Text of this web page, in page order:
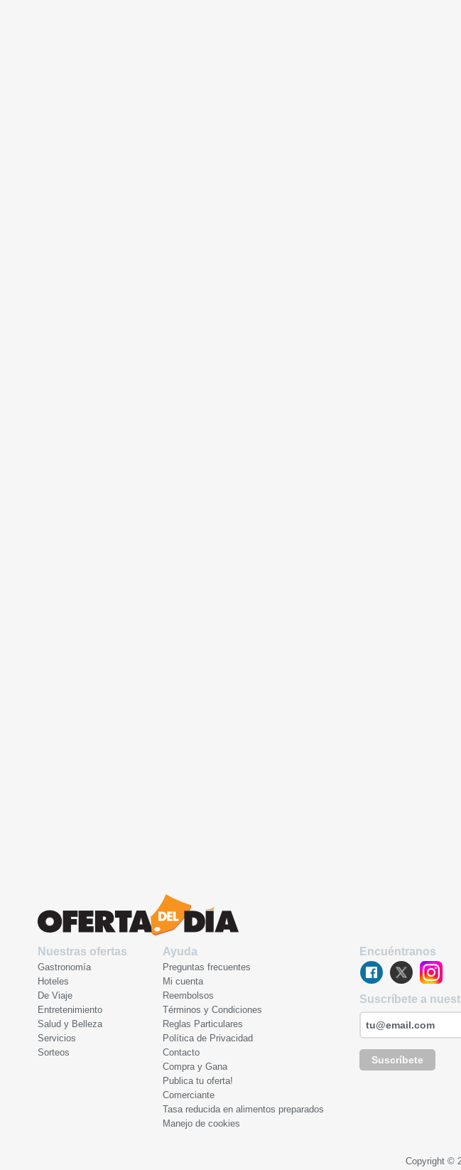
Nuestras ofertas
Gastronomía
Hoteles
De Viaje
Entretenimiento
Salud y Belleza
Servicios
Sorteos
Ayuda
Preguntas frecuentes
Mi cuenta
Reembolsos
Términos y Condiciones
Reglas Particulares
Política de Privacidad
Contacto
Compra y Gana
Publica tu oferta!
Comerciante
Tasa reducida en alimentos preparados
Manejo de cookies
Encuéntranos
Suscríbete a
Suscríbete
Copyright ©